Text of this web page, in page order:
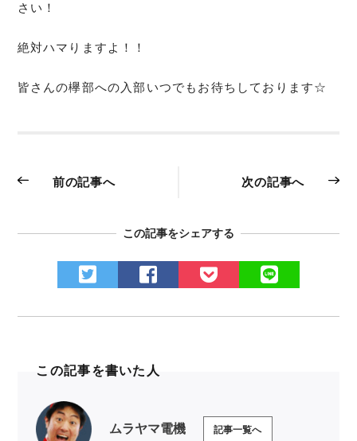
さい！
絶対ハマりますよ！！
皆さんの欅部への入部いつでもお待ちしております☆
前の記事へ 次の記事へ
この記事をシェアする
この記事を書いた人
ムラヤマ電機 記事一覧へ